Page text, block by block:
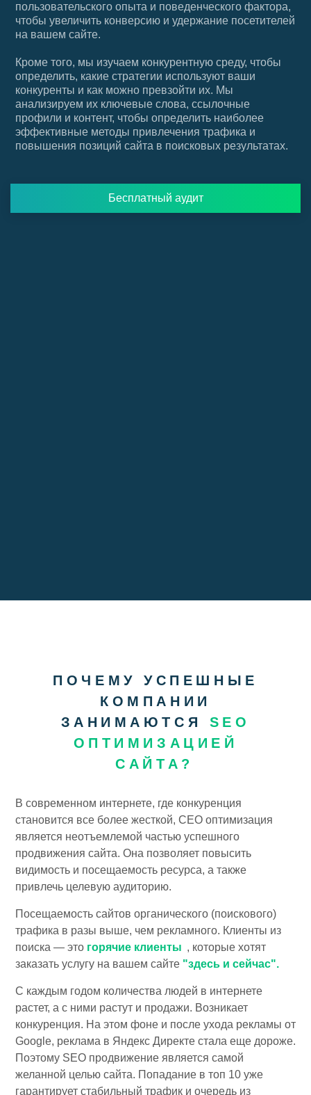
пользовательского опыта и поведенческого фактора,
чтобы увеличить конверсию и удержание посетителей
на вашем сайте.
Кроме того, мы изучаем конкурентную среду, чтобы
определить, какие стратегии используют ваши
конкуренты и как можно превзойти их. Мы
анализируем их ключевые слова, ссылочные
профили и контент, чтобы определить наиболее
эффективные методы привлечения трафика и
повышения позиций сайта в поисковых результатах.
Бесплатный аудит
ПОЧЕМУ УСПЕШНЫЕ
КОМПАНИИ
ЗАНИМАЮТСЯ SEO
ОПТИМИЗАЦИЕЙ
САЙТА?
В современном интернете, где конкуренция
становится все более жесткой, СЕО оптимизация
является неотъемлемой частью успешного
продвижения сайта. Она позволяет повысить
видимость и посещаемость ресурса, а также
привлечь целевую аудиторию.
Посещаемость сайтов органического (поискового)
трафика в разы выше, чем рекламного. Клиенты из
поиска — это горячие клиенты , которые хотят
заказать услугу на вашем сайте "здесь и сейчас".
С каждым годом количества людей в интернете
растет, а с ними растут и продажи. Возникает
конкуренция. На этом фоне и после ухода рекламы от
Google, реклама в Яндекс Директе стала еще дороже.
Поэтому SEO продвижение является самой
желанной целью сайта. Попадание в топ 10 уже
гарантирует стабильный трафик и очередь из